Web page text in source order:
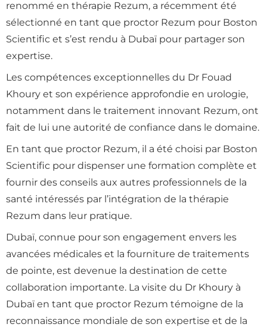
renommé en thérapie Rezum, a récemment été
sélectionné en tant que proctor Rezum pour Boston
Scientific et s’est rendu à Dubaï pour partager son
expertise.
Les compétences exceptionnelles du Dr Fouad
Khoury et son expérience approfondie en urologie,
notamment dans le traitement innovant Rezum, ont
fait de lui une autorité de confiance dans le domaine.
En tant que proctor Rezum, il a été choisi par Boston
Scientific pour dispenser une formation complète et
fournir des conseils aux autres professionnels de la
santé intéressés par l’intégration de la thérapie
Rezum dans leur pratique.
Dubaï, connue pour son engagement envers les
avancées médicales et la fourniture de traitements
de pointe, est devenue la destination de cette
collaboration importante. La visite du Dr Khoury à
Dubaï en tant que proctor Rezum témoigne de la
reconnaissance mondiale de son expertise et de la